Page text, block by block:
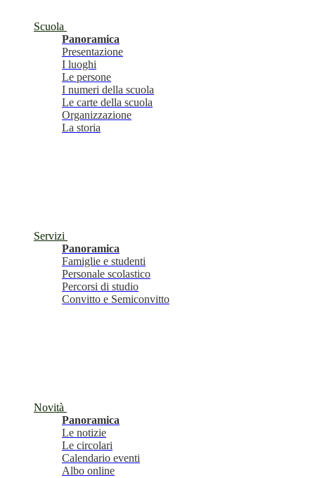
Scuola
Panoramica
Presentazione
I luoghi
Le persone
I numeri della scuola
Le carte della scuola
Organizzazione
La storia
Servizi
Panoramica
Famiglie e studenti
Personale scolastico
Percorsi di studio
Convitto e Semiconvitto
Novità
Panoramica
Le notizie
Le circolari
Calendario eventi
Albo online